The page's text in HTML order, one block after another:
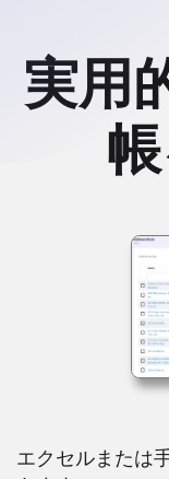
実用
エクセルまたは